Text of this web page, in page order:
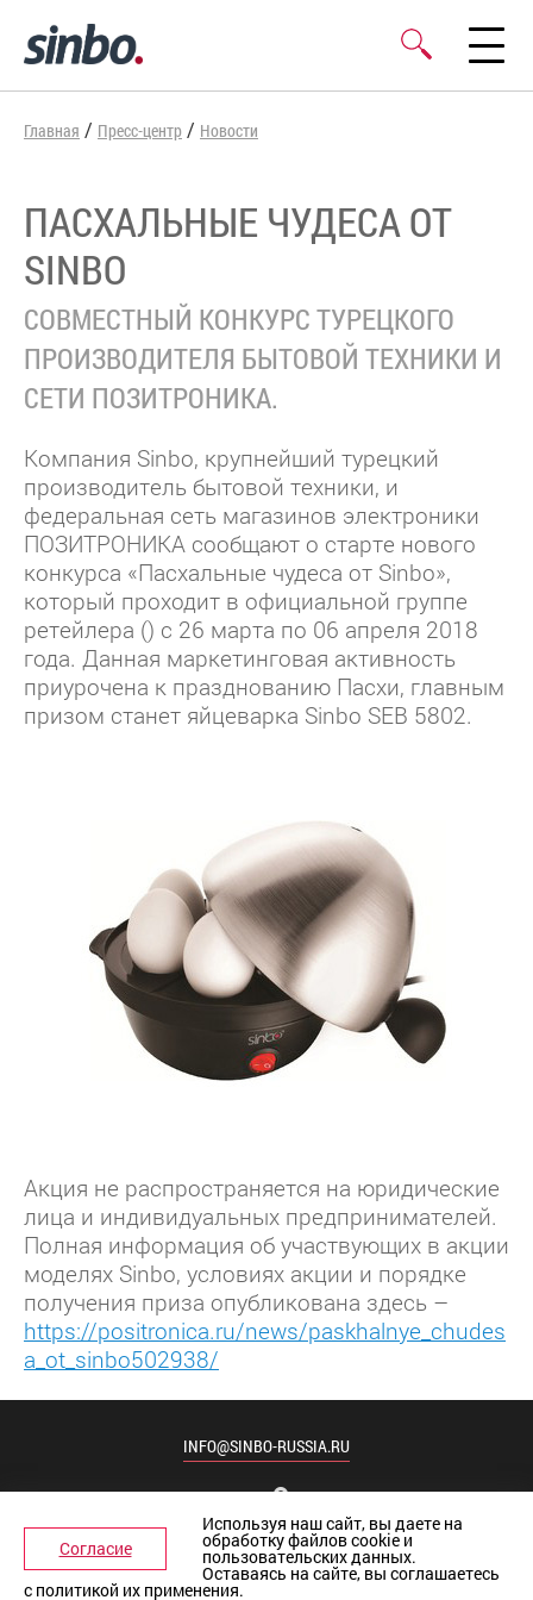
Главная / Пресс-центр / Новости
ПАСХАЛЬНЫЕ ЧУДЕСА ОТ
SINBO
СОВМЕСТНЫЙ КОНКУРС ТУРЕЦКОГО
ПРОИЗВОДИТЕЛЯ БЫТОВОЙ ТЕХНИКИ И
СЕТИ ПОЗИТРОНИКА.
Компания Sinbo, крупнейший турецкий
производитель бытовой техники, и
федеральная сеть магазинов электроники
ПОЗИТРОНИКА сообщают о старте нового
конкурса «Пасхальные чудеса от Sinbo»,
который проходит в официальной группе
ретейлера () с 26 марта по 06 апреля 2018
года. Данная маркетинговая активность
приурочена к празднованию Пасхи, главным
призом станет яйцеварка Sinbo SEB 5802.
Акция не распространяется на юридические
лица и индивидуальных предпринимателей.
Полная информация об участвующих в акции
моделях Sinbo, условиях акции и порядке
получения приза опубликована здесь –
https://positronica.ru/news/paskhalnye_chudes
a_ot_sinbo502938/
INFO@SINBO-RUSSIA.RU
Политика обработки персональных данных
Согласие на обработку персональных данных
Используя наш сайт, вы даете
Согласие
на
обработку файлов cookie и
пользовательских данных.
Оставаясь на сайте, вы соглашаетесь
с политикой их применения.